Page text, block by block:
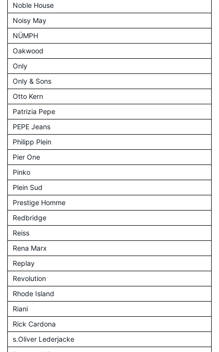
Noble House
Noisy May
NÜMPH
Oakwood
Only
Only & Sons
Otto Kern
Patrizia Pepe
PEPE Jeans
Philipp Plein
Pier One
Pinko
Plein Sud
Prestige Homme
Redbridge
Reiss
Rena Marx
Replay
Revolution
Rhode Island
Riani
Rick Cardona
s.Oliver Lederjacke